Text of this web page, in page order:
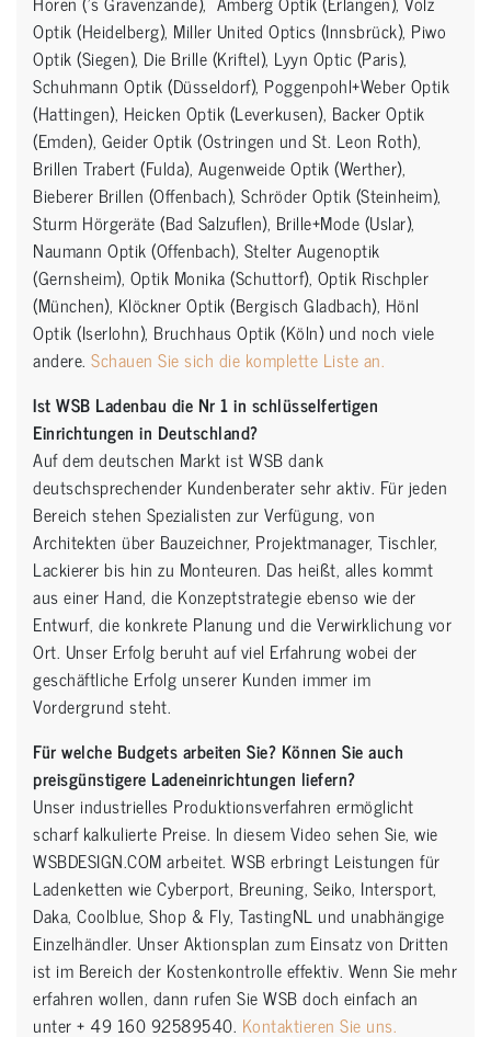
Optik (Heidelberg), Miller United Optics (Innsbrück), Piwo
Optik (Siegen), Die Brille (Kriftel), Lyyn Optic (Paris),
Schuhmann Optik (Düsseldorf), Poggenpohl+Weber Optik
(Hattingen), Heicken Optik (Leverkusen), Backer Optik
(Emden), Geider Optik (Ostringen und St. Leon Roth),
Brillen Trabert (Fulda), Augenweide Optik (Werther),
Bieberer Brillen (Offenbach), Schröder Optik (Steinheim),
Sturm Hörgeräte (Bad Salzuflen), Brille+Mode (Uslar),
Naumann Optik (Offenbach), Stelter Augenoptik
(Gernsheim), Optik Monika (Schuttorf), Optik Rischpler
(München), Klöckner Optik (Bergisch Gladbach), Hönl
Optik (Iserlohn), Bruchhaus Optik (Köln) und noch viele
andere. Schauen Sie sich die komplette Liste an.
Ist WSB Ladenbau die Nr 1 in schlüsselfertigen
Einrichtungen in Deutschland?
Auf dem deutschen Markt ist WSB dank
deutschsprechender Kundenberater sehr aktiv. Für jeden
Bereich stehen Spezialisten zur Verfügung, von
Architekten über Bauzeichner, Projektmanager, Tischler,
Lackierer bis hin zu Monteuren. Das heißt, alles kommt
aus einer Hand, die Konzeptstrategie ebenso wie der
Entwurf, die konkrete Planung und die Verwirklichung vor
Ort. Unser Erfolg beruht auf viel Erfahrung wobei der
geschäftliche Erfolg unserer Kunden immer im
Vordergrund steht.
Für welche Budgets arbeiten Sie? Können Sie auch
preisgünstigere Ladeneinrichtungen liefern?
Unser industrielles Produktionsverfahren ermöglicht
scharf kalkulierte Preise. In diesem Video sehen Sie, wie
WSBDESIGN.COM arbeitet. WSB erbringt Leistungen für
Ladenketten wie Cyberport, Breuning, Seiko, Intersport,
Daka, Coolblue, Shop & Fly, TastingNL und unabhängige
Einzelhändler. Unser Aktionsplan zum Einsatz von Dritten
ist im Bereich der Kostenkontrolle effektiv. Wenn Sie mehr
erfahren wollen, dann rufen Sie WSB doch einfach an
unter + 49 160 92589540. Kontaktieren Sie uns.